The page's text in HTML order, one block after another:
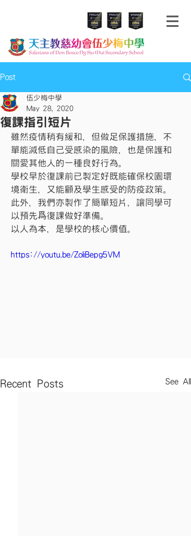
Post
復課指引短片
伍少梅中學
May 28, 2020
雖然疫情稍有緩和，但做足保護措施，不
單能減低自己受感染的風險，也是保護和
關愛其他人的一種良好行為。
學校早於復課前已製定好既能確保校園環
境衛生，又能顧及學生感受的防疫政策。
此外，我們亦製作了簡單短片，讓同學可
以預先爲復課做好準備。
以人為本，是學校的核心價值。
https://youtu.be/ZoliBepg5VM
Recent Posts See All